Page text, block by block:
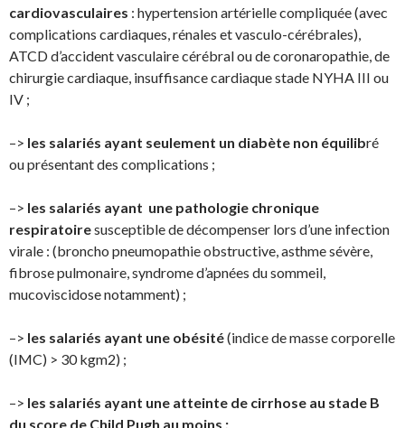
cardiovasculaires : hypertension artérielle compliquée (avec
complications cardiaques, rénales et vasculo-cérébrales),
ATCD d’accident vasculaire cérébral ou de coronaropathie, de
chirurgie cardiaque, insuffisance cardiaque stade NYHA III ou
IV ;
–> les salariés ayant seulement un diabète non équilibré
ou présentant des complications ;
–> les salariés ayant une pathologie chronique
respiratoiresusceptible de décompenser lors d’une infection
virale : (broncho pneumopathie obstructive, asthme sévère,
fibrose pulmonaire, syndrome d’apnées du sommeil,
mucoviscidose notamment) ;
–> les salariés ayant une obésité(indice de masse corporelle
(IMC) > 30 kgm2) ;
–> les salariés ayant une atteinte de cirrhose au stade B
du score de Child Pugh au moins ;